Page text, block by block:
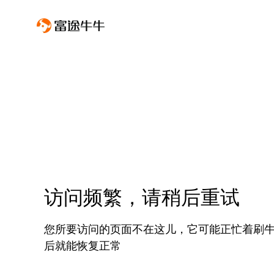
访问频繁，请稍后重试
您所要访问的页面不在这儿，它可能正忙着刷
后就能恢复正常